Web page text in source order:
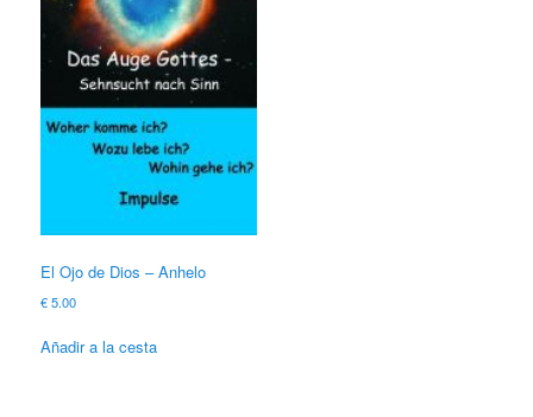
El Ojo de Dios – Anhelo
€5.00
Añadir a la cesta